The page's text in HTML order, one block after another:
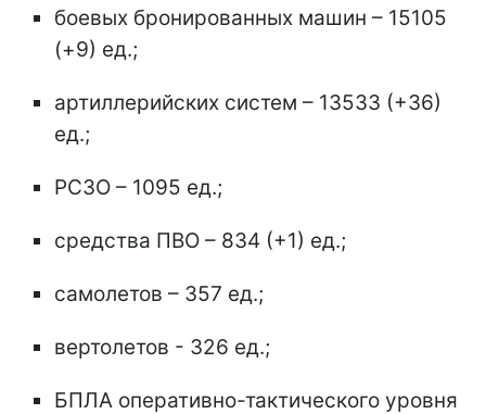
боевых бронированных машин – 15105
(+9) ед.;
артиллерийских систем – 13533 (+36)
ед.;
РСЗО – 1095 ед.;
средства ПВО – 834 (+1) ед.;
самолетов – 357 ед.;
вертолетов - 326 ед.;
БПЛА оперативно-тактического уровня